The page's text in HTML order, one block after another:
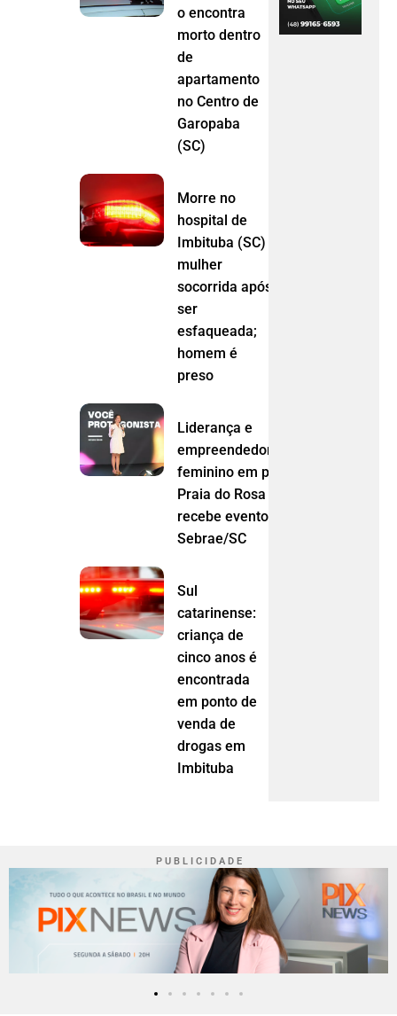
o encontra
morto dentro
de
apartamento
no Centro de
Garopaba
(SC)
Morre no
hospital de
Imbituba (SC)
mulher
socorrida após
ser
esfaqueada;
homem é
preso
Liderança e
empreendedorismo
feminino em pauta:
Praia do Rosa
recebe evento do
Sebrae/SC
Sul
catarinense:
criança de
cinco anos é
encontrada
em ponto de
venda de
drogas em
Imbituba
P U B L I C I D A D E